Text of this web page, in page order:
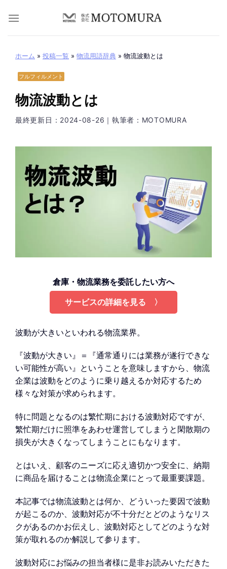
ホーム » 投稿一覧 » 物流用語辞典 » 物流波動とは
フルフィルメント
物流波動とは
最終更新日： 2024-08-26 ｜執筆者：MOTOMURA
倉庫・物流業務を委託したい方へ
サービスの詳細を見る 〉
波動が大きいといわれる物流業界。
『波動が大きい』＝『通常通りには業務が遂行できな
い可能性が高い』ということを意味しますから、物流
企業は波動をどのように乗り越えるか対応するため
様々な対策が求められます。
特に問題となるのは繁忙期における波動対応ですが、
繁忙期だけに照準をあわせ運営してしまうと閑散期の
損失が大きくなってしまうことにもなります。
とはいえ、顧客のニーズに応え適切かつ安全に、納期
に商品を届けることは物流企業にとって最重要課題。
本記事では物流波動とは何か、どういった要因で波動
が起こるのか、波動対応が不十分だとどのようなリス
クがあるのかお伝えし、波動対応としてどのような対
策が取れるのか解説して参ります。
波動対応にお悩みの担当者様に是非お読みいただきた